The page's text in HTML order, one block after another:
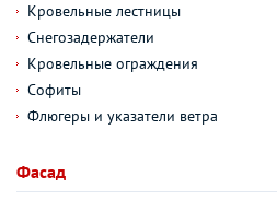
Кровельные лестницы
Снегозадержатели
Кровельные ограждения
Софиты
Флюгеры и указатели ветра
Фасад